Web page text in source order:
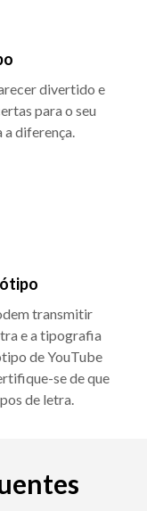
divertido e
para o seu
diferença.
transmitir
e a tipografia
de YouTube
se de que
de letra.